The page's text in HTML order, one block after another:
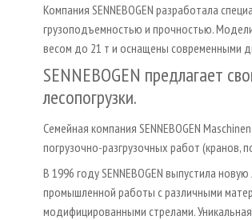
Компания SENNEBOGEN разработала
грузоподъемностью и прочностью. Модели
весом до 21 т и оснащены современными
SENNEBOGEN предлагает
лесопогрузки.
Семейная компания SENNEBOGEN
погрузочно-разгрузочных работ (кранов,
В 1996 году SENNEBOGEN выпустила
промышленной работы с различными
модифицированными стрелами.